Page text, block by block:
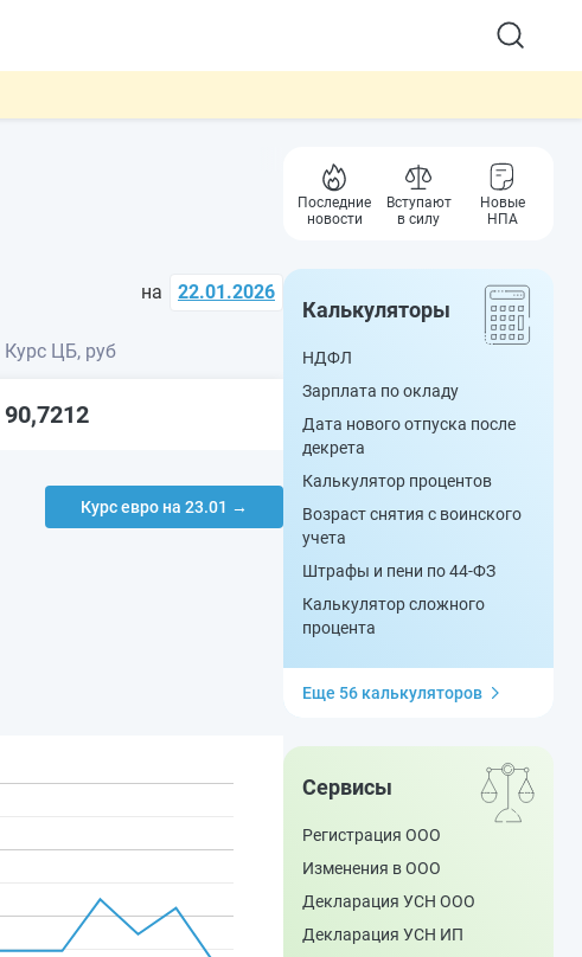
на 22.01.2026
Курс ЦБ, руб
90,7212
Курс евро на 23.01 →
Последние
новости
Вступают
в силу
Новые
НПА
Калькуляторы
НДФЛ
Зарплата по окладу
Дата нового отпуска после
декрета
Калькулятор процентов
Возраст снятия с воинского
учета
Штрафы и пени по 44-ФЗ
Калькулятор сложного
процента
Еще 56 калькуляторов
Сервисы
Регистрация ООО
Изменения в ООО
Декларация УСН ООО
Декларация УСН ИП